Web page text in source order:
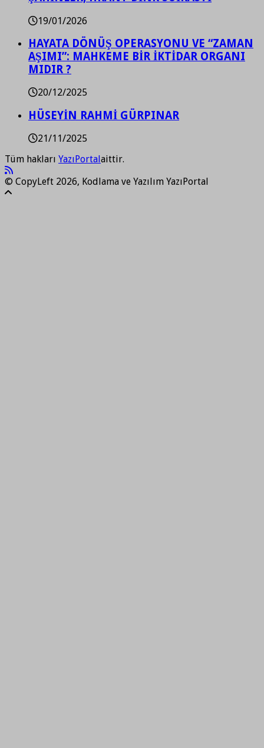
19/01/2026
HAYATA DÖNÜŞ OPERASYONU VE “ZAMAN
AŞIMI”: MAHKEME BİR İKTİDAR ORGANI
MIDIR ?
20/12/2025
HÜSEYİN RAHMİ GÜRPINAR
21/11/2025
Tüm hakları YazıPortal aittir.
© CopyLeft 2026, Kodlama ve Yazılım YazıPortal